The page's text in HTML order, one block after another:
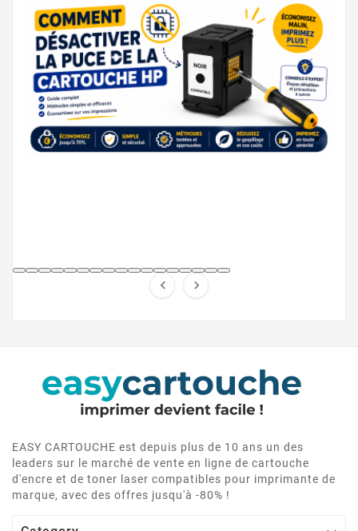
 
EASY CARTOUCHE est depuis plus de 10 ans un des
leaders sur le marché de vente en ligne de cartouche
d'encre et de toner laser compatibles pour imprimante de
marque, avec des offres jusqu'à -80% !